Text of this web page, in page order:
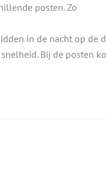
posten. Zo
in de nacht op de
Bij de posten